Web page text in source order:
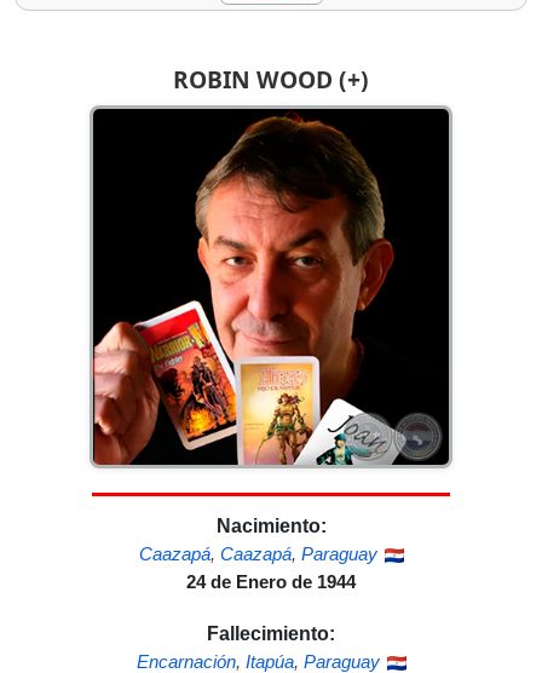
ROBIN WOOD (+)
Nacimiento:
Caazapá, Caazapá, Paraguay
24 de Enero de 1944
Fallecimiento:
Encarnación, Itapúa, Paraguay